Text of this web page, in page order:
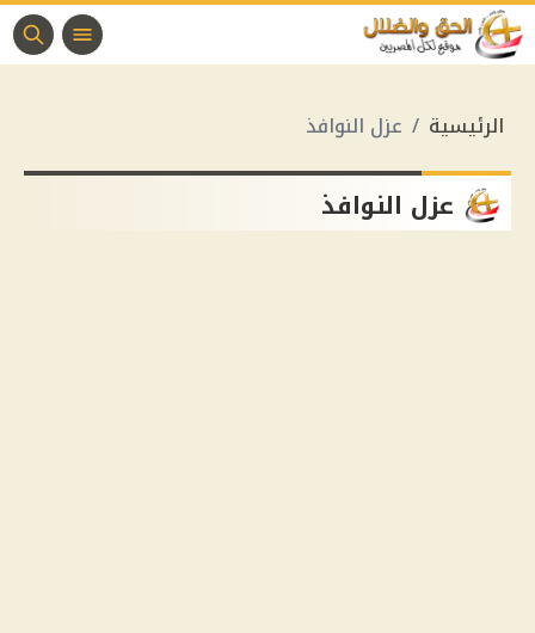
الرئيسية عزل النوافذ
عزل النوافذ